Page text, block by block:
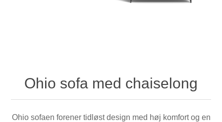
Ohio sofa med chaiselong
Ohio sofaen forener tidløst design med høj komfort og en